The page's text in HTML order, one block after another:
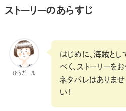
ストーリーのあらすじ
ひらガール
はじめに、海賊と
べく、ストーリーを
ネタバレはありま
い！